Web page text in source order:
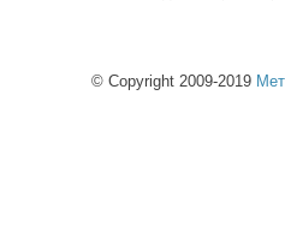
© Copyright 2009-2019